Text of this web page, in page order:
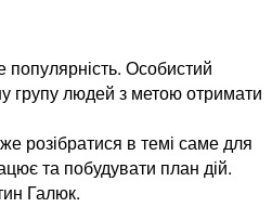
Особистий
групу людей з метою отримати
розібратися в темі саме для
та побудувати план дій.
Галюк.